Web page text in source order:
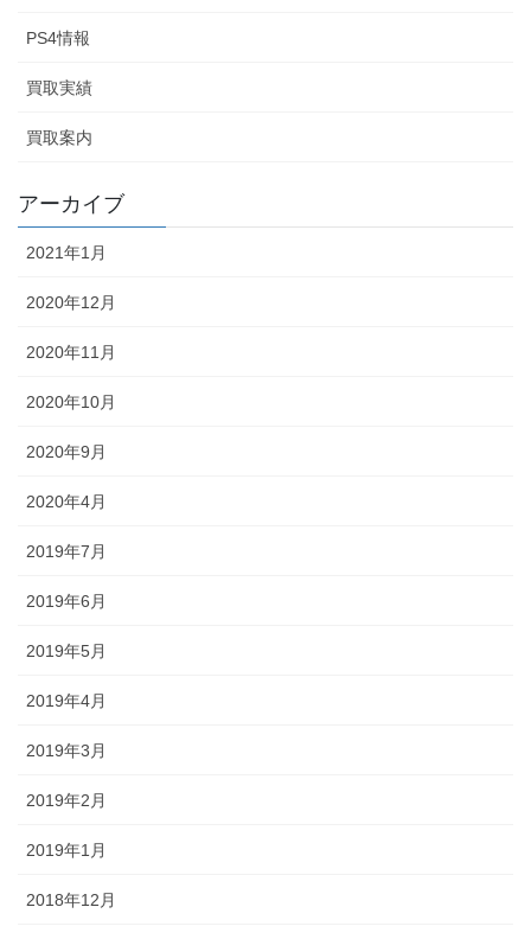
PS4情報
買取実績
買取案内
アーカイブ
2021年1月
2020年12月
2020年11月
2020年10月
2020年9月
2020年4月
2019年7月
2019年6月
2019年5月
2019年4月
2019年3月
2019年2月
2019年1月
2018年12月